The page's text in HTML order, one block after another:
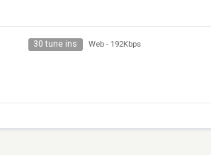
30 tune ins Web - 192Kbps